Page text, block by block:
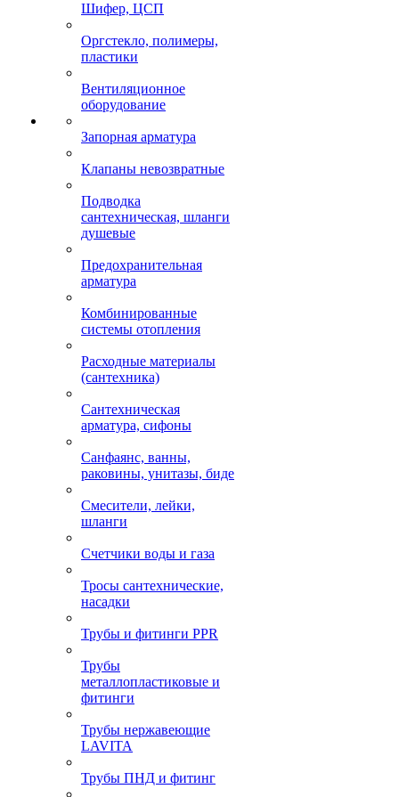
Шифер, ЦСП
Оргстекло, полимеры,
пластики
Вентиляционное
оборудование
Запорная арматура
Клапаны невозвратные
Подводка
сантехническая, шланги
душевые
Предохранительная
арматура
Комбинированные
системы отопления
Расходные материалы
(сантехника)
Сантехническая
арматура, сифоны
Санфаянс, ванны,
раковины, унитазы, биде
Смесители, лейки,
шланги
Счетчики воды и газа
Тросы сантехнические,
насадки
Трубы и фитинги PPR
Трубы
металлопластиковые и
фитинги
Трубы нержавеющие
LAVITA
Трубы ПНД и фитинг